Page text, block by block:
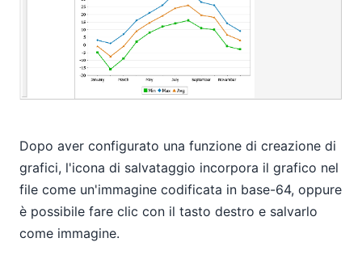
Dopo aver configurato una funzione di creazione di
grafici, l'icona di salvataggio incorpora il grafico nel
file come un'immagine codificata in base-64, oppure
è possibile fare clic con il tasto destro e salvarlo
come immagine.